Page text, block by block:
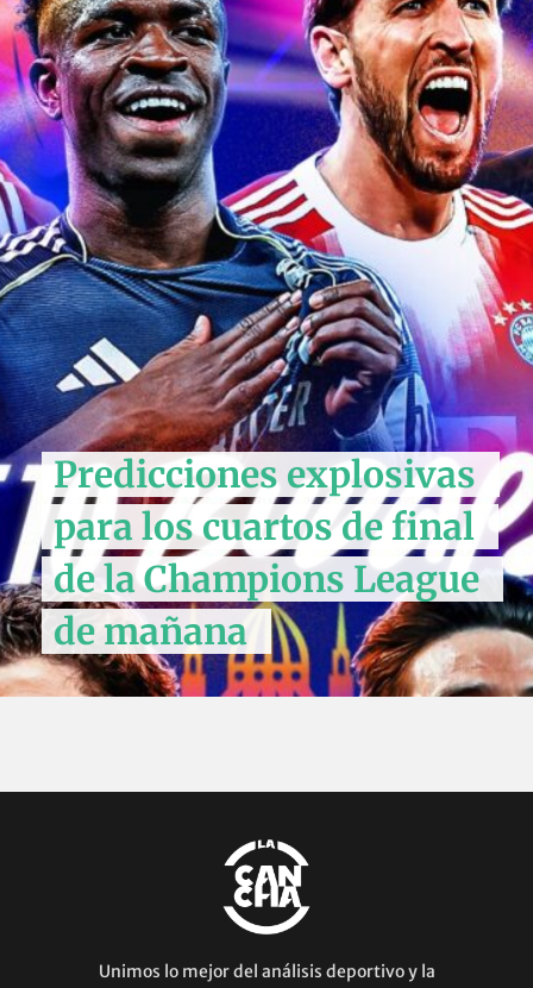
Predicciones explosivas
para los cuartos de final
de la Champions League
de mañana
Unimos lo mejor del análisis deportivo y la